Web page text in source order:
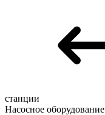
станции
Насосное оборудование